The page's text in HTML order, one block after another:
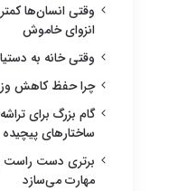
وقتی انسان‌ها
انزوای خاموش
وقتی خانه به
چرا حفظ کاهش
گام بزرگ برای
ساختارهای پیچیده
برتری دست راست
مهارت می‌سازد